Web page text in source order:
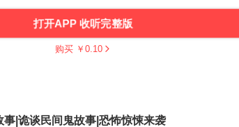
打开APP 收听完整版
购买 ￥ 0.10
|诡谈民间鬼故事|恐怖惊悚来袭